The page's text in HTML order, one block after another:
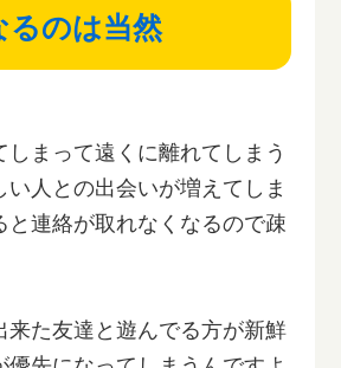
るのは当然
しまって遠くに離れてしまう
い人との出会いが増えてしま
と連絡が取れなくなるので疎
来た友達と遊んでる方が新鮮